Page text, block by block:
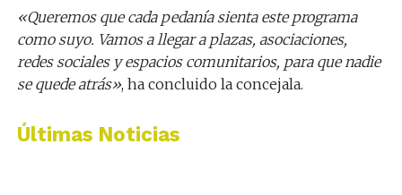
«Queremos que cada pedanía sienta este programa
como suyo. Vamos a llegar a plazas, asociaciones,
redes sociales y espacios comunitarios, para que nadie
se quede atrás», ha concluido la concejala.
Últimas Noticias